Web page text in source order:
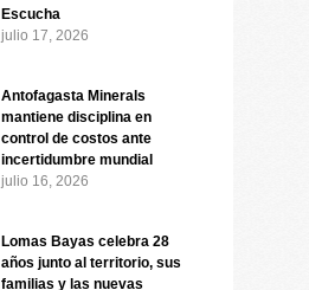
Escucha
julio 17, 2026
Antofagasta Minerals
mantiene disciplina en
control de costos ante
incertidumbre mundial
julio 16, 2026
Lomas Bayas celebra 28
años junto al territorio, sus
familias y las nuevas